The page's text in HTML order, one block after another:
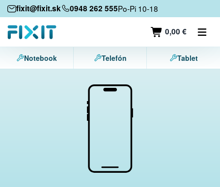
fixit@fixit.sk 0948 262 555Po-Pi 10-18
0,00 €
Mobilné zariadenia
Mobilné telefóny
Tablety
Notebook Telefón Tablet